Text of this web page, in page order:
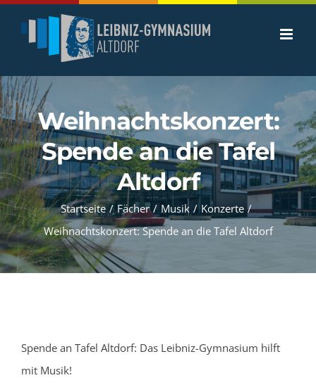
Inhalt
Weihnachtskonzert:
Spende an die Tafel
Altdorf
Startseite / Fächer / Musik / Konzerte /
Weihnachtskonzert: Spende an die Tafel Altdorf
Spende an Tafel Altdorf: Das Leibniz-Gymnasium hilft
mit Musik!